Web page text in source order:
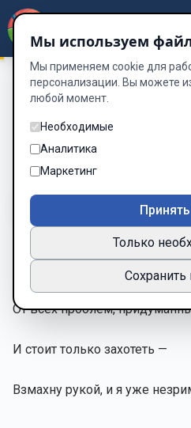
Сборник “Четверть нового века”
Полет
Глава 6 из 6
Шрифт
Мне хочется куда-то улететь
От всех проблем,
И стоит только захотеть —
Взмахну рукой, и я уже
Мы используем
Мы применяем cookie для
персонализации. Вы можете
любой момент.
Необходимые
Аналитика
Маркетинг
Только